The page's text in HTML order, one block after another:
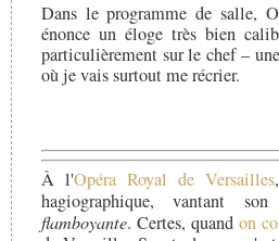
Dans le programme de salle,
énonce un éloge très bien
particulièrement sur le chef –
où je vais surtout me récrier.
À l'Opéra Royal de Versailles
hagiographique, vantant
flamboyante. Certes, quandon